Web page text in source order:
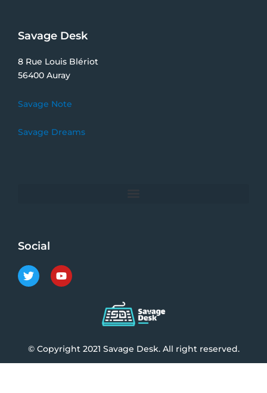
Savage Desk
8 Rue Louis Blériot
56400 Auray
Savage Note
Savage Dreams
Social
T
w
Y
o
© Copyright 2021 Savage Desk. All right reserved.